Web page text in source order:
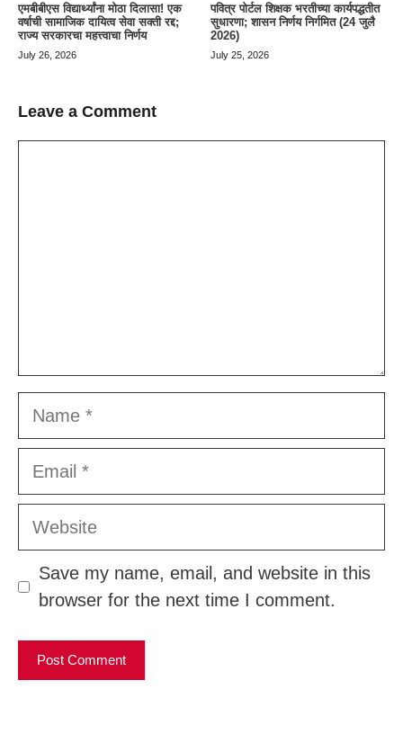
एमबीबीएस विद्यार्थ्यांना मोठा दिलासा! एक
वर्षाची सामाजिक दायित्व सेवा सक्ती रद्द;
राज्य सरकारचा महत्त्वाचा निर्णय
July 26, 2026
पवित्र पोर्टल शिक्षक भरतीच्या कार्यपद्धतीत
सुधारणा; शासन निर्णय निर्गमित (24 जुलै
2026)
July 25, 2026
Leave a Comment
Name
Email
Website
Save my name, email, and website in this
browser for the next time I comment.